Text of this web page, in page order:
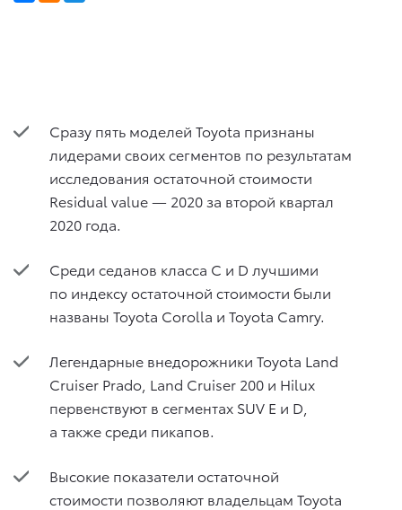
Сразу пять моделей Toyota признаны
лидерами своих сегментов по результатам
исследования остаточной стоимости
Residual value — 2020 за второй квартал
2020 года.
Среди седанов класса C и D лучшими
по индексу остаточной стоимости были
названы Toyota Corolla и Toyota Camry.
Легендарные внедорожники Toyota Land
Cruiser Prado, Land Cruiser 200 и Hilux
первенствуют в сегментах SUV E и D,
а также среди пикапов.
Высокие показатели остаточной
стоимости позволяют владельцам Toyota